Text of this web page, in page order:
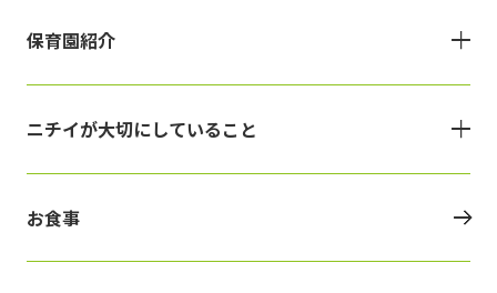
保育園紹介
ニチイが大切にしていること
お食事